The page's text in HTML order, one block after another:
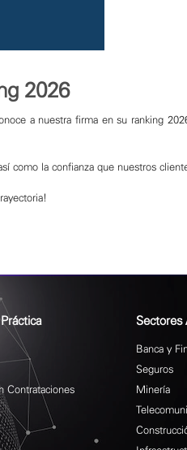
2026
a nuestra firma en su ranking
como la confianza que nuestros
Contrataciones
Sectores
Banca y
Seguros
Minería